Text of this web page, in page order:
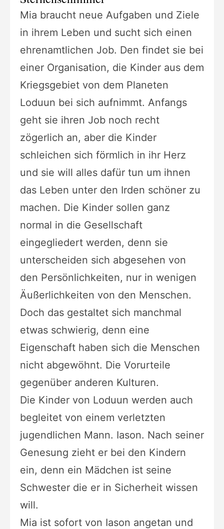
Mia braucht neue Aufgaben und Ziele
in ihrem Leben und sucht sich einen
ehrenamtlichen Job. Den findet sie bei
einer Organisation, die Kinder aus dem
Kriegsgebiet von dem Planeten
Loduun bei sich aufnimmt. Anfangs
geht sie ihren Job noch recht
zögerlich an, aber die Kinder
schleichen sich förmlich in ihr Herz
und sie will alles dafür tun um ihnen
das Leben unter den Irden schöner zu
machen. Die Kinder sollen ganz
normal in die Gesellschaft
eingegliedert werden, denn sie
unterscheiden sich abgesehen von
den Persönlichkeiten, nur in wenigen
Äußerlichkeiten von den Menschen.
Doch das gestaltet sich manchmal
etwas schwierig, denn eine
Eigenschaft haben sich die Menschen
nicht abgewöhnt. Die Vorurteile
gegenüber anderen Kulturen.
Die Kinder von Loduun werden auch
begleitet von einem verletzten
jugendlichen Mann. Iason. Nach seiner
Genesung zieht er bei den Kindern
ein, denn ein Mädchen ist seine
Schwester die er in Sicherheit wissen
will.
Mia ist sofort von Iason angetan und